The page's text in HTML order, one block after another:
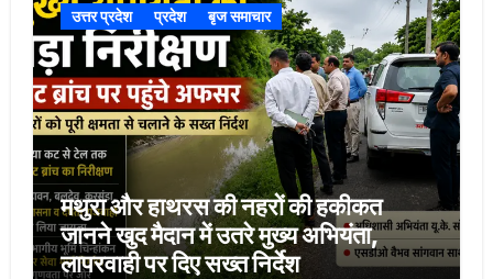
उत्तर प्रदेश प्रदेश बृज समाचार
मथुरा और हाथरस की नहरों की हकीकत
जानने खुद मैदान में उतरे मुख्य अभियंता,
लापरवाही पर दिए सख्त निर्देश